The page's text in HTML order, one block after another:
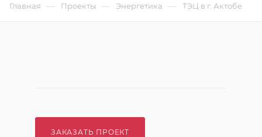
Главная — Проекты — Энергетика — ТЭЦ в г. Актобе
ЗАКАЗАТЬ ПРОЕКТ